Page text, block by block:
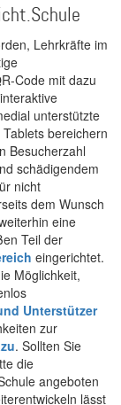
Lehrkräfte im
Code mit dazu
unterstützte
bereichern
Besucherzahl
schädigendem
nicht
dem Wunsch
eine
Teil der
eingerichtet.
Möglichkeit,
Unterstützer
zur
. Sollten Sie
die
angeboten
lässt